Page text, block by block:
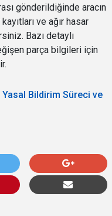
gönderildiğinde aracın
ve ağır hasar
Bazı detaylı
parça bilgileri için
Bildirim Süreci ve